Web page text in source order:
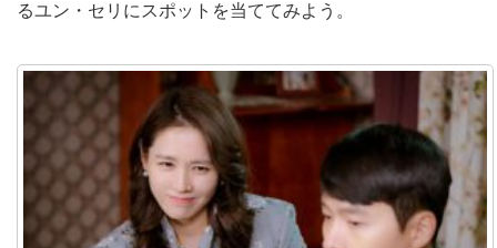
るユン・セリにスポットを当ててみよう。